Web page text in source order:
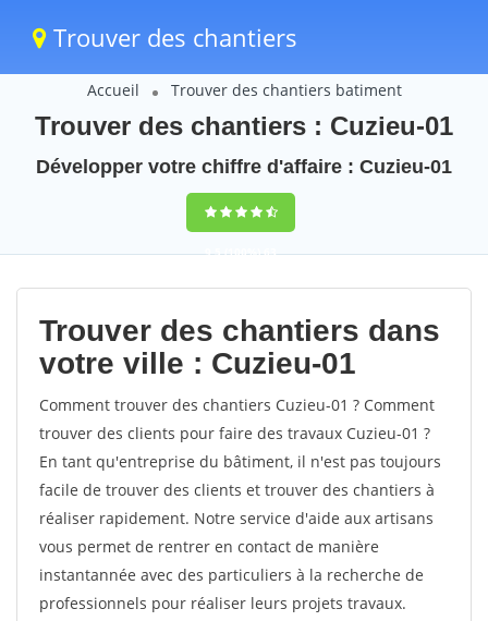
Trouver des chantiers
Accueil Trouver des chantiers batiment
Trouver des chantiers : Cuzieu-01
Développer votre chiffre d'affaire : Cuzieu-01
9,5(100%)63
votes
Trouver des chantiers dans
votre ville : Cuzieu-01
Comment trouver des chantiers Cuzieu-01 ? Comment
trouver des clients pour faire des travaux Cuzieu-01 ?
En tant qu'entreprise du bâtiment, il n'est pas toujours
facile de trouver des clients et trouver des chantiers à
réaliser rapidement. Notre service d'aide aux artisans
vous permet de rentrer en contact de manière
instantannée avec des particuliers à la recherche de
professionnels pour réaliser leurs projets travaux.